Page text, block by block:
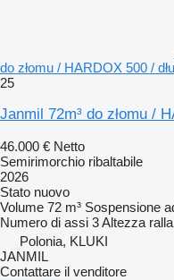
do złomu / HARDOX 500 /
25
Janmil 72m³ do złomu /
46.000 € Netto
Semirimorchio ribaltabile
2026
Stato nuovo
Volume 72 m³ Sospensione
Numero di assi 3Altezza ralla
Polonia, KLUKI
JANMIL
Contattare il venditore